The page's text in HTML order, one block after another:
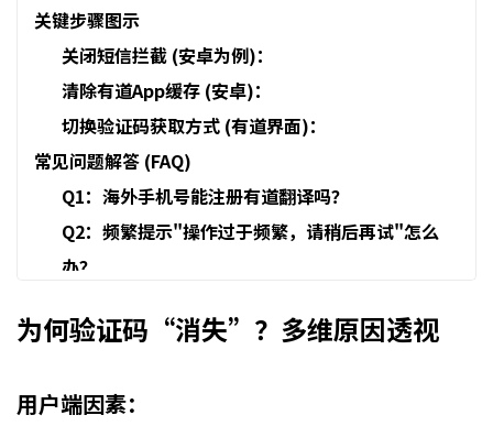
关键步骤图示
关闭短信拦截 (安卓为例)：
清除有道App缓存 (安卓)：
切换验证码获取方式 (有道界面)：
常见问题解答 (FAQ)
Q1：海外手机号能注册有道翻译吗？
Q2：频繁提示"操作过于频繁，请稍后再试"怎么
办？
吗？
差异？
为何验证码“消失”？多维原因透视
用户端因素：